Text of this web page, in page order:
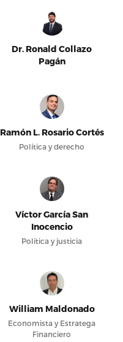
Dr. Ronald Collazo
Pagán
Ramón L. Rosario Cortés
Política y derecho
Víctor García San
Inocencio
Política y justicia
William Maldonado
Economista y Estratega
Financiero